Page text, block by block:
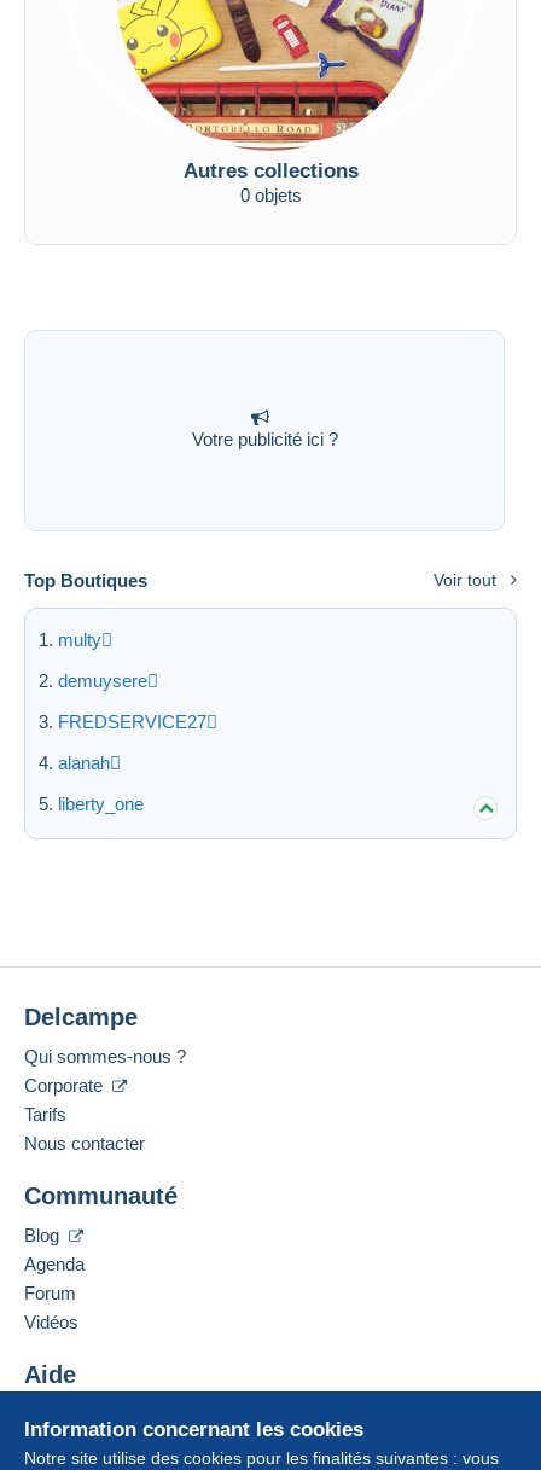
Votre publicité ici ?
Top Boutiques Voir tout
multy
demuysere
FREDSERVICE27
alanah
liberty_one
Autres collections
0 objets
Information concernant les cookies
Notre site utilise des cookies pour les finalités suivantes : vous
Delcampe
Qui sommes-nous ?
Corporate
Tarifs
Nous contacter
Communauté
Blog
Agenda
Forum
Vidéos
Aide
Acheter sur Delcampe